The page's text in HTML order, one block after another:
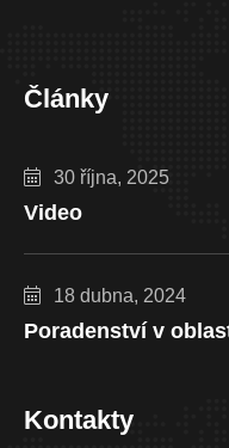
Články
30 října, 2025
Video
18 dubna, 2024
Poradenství v
Kontakty